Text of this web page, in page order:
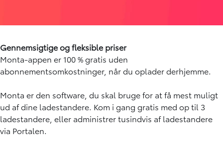
Gennemsigtige og fleksible priser
Monta-appen er 100 % gratis uden
abonnementsomkostninger, når du oplader derhjemme.
Monta er den software, du skal bruge for at få mest muligt
ud af dine ladestandere. Kom i gang gratis med op til 3
ladestandere, eller administrer tusindvis af ladestandere
via Portalen.